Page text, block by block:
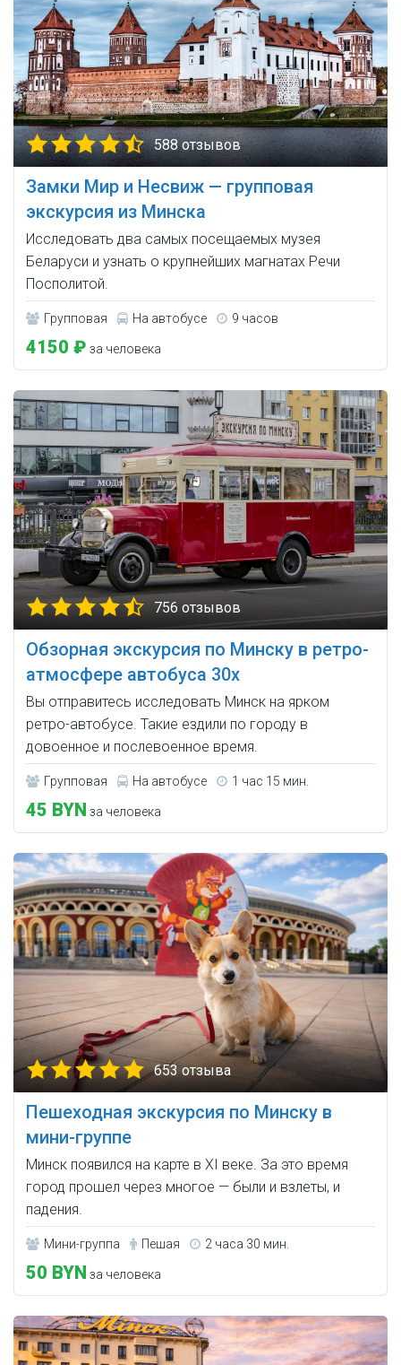
588 отзывов
Замки Мир и Несвиж — групповая
экскурсия из Минска
Исследовать два самых посещаемых музея
Беларуси и узнать о крупнейших магнатах Речи
Посполитой.
Групповая На автобусе 9 часов
4150 ₽ за человека
756 отзывов
Обзорная экскурсия по Минску в ретро-
атмосфере автобуса 30х
Вы отправитесь исследовать Минск на ярком
ретро-автобусе. Такие ездили по городу в
довоенное и послевоенное время.
Групповая На автобусе 1 час 15 мин.
45 BYN за человека
653 отзыва
Пешеходная экскурсия по Минску в
мини-группе
Минск появился на карте в XI веке. За это время
город прошел через многое — были и взлеты, и
падения.
Мини-группа Пешая 2 часа 30 мин.
50 BYN за человека